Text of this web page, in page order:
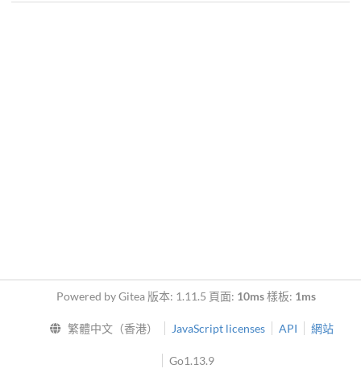
Powered by Gitea 版本: 1.11.5 頁面: 10ms樣板: 1ms
繁體中文（香港） JavaScript licenses API 網站
Go1.13.9